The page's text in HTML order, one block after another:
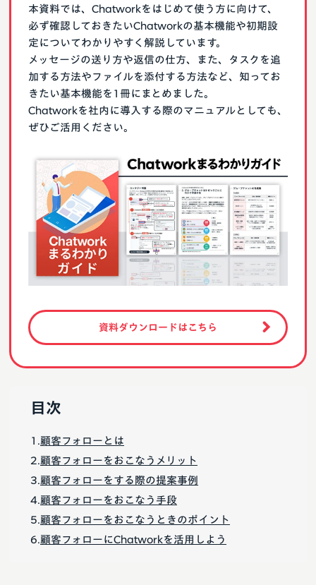
本資料では、Chatworkをはじめて使う方に向けて、
必ず確認しておきたいChatworkの基本機能や初期設
定についてわかりやすく解説しています。
メッセージの送り方や返信の仕方、また、タスクを追
加する方法やファイルを添付する方法など、知ってお
きたい基本機能を1冊にまとめました。
Chatworkを社内に導入する際のマニュアルとしても、
ぜひご活用ください。
資料ダウンロードはこちら
目次
顧客フォローとは
顧客フォローをおこなうメリット
顧客フォローをする際の提案事例
顧客フォローをおこなう手段
顧客フォローをおこなうときのポイント
顧客フォローにChatworkを活用しよう